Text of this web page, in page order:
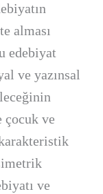
alması
edebiyat
ve yazınsal
çocuk ve
ve